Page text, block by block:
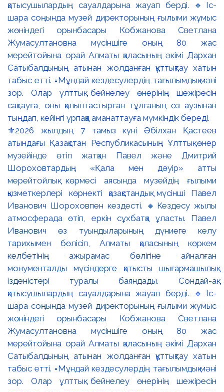
⚜️2026 жылдың 7 тамыз күні Әбілхан Қастеев
атындағы Қазақстан Республикасының Ұлттық өнер
музейінде өтіп жатқан Павел және Дмитрий
Шороховтардың «Қала мен дәуір» атты
мерейтойлық көрмесі аясында музейдің ғылыми
қызметкерлері көрнекті қазақстандық мүсінші Павел
Иванович Шороховпен кездесті. 🔸Кездесу жылы
атмосферада өтіп, еркін сұхбатқа ұласты. Павел
Иванович өз туындыларының дүниеге келу
тарихымен бөлісіп, Алматы қаласының көркем
келбетінің ажырамас бөлігіне айналған
монументалды мүсіндерге қатысты шығармашылық
ізденістері туралы баяндады. Сондай-ақ
қатысушылардың сауалдарына жауап берді. 🔹Іс-
шара соңында музей директорының ғылыми жұмыс
жөніндегі орынбасары Кобжанова Светлана
Жумасултановна мүсіншіге оның 80 жас
мерейтойына орай Алматы қаласының әкімі Дархан
Сатыбалдының атынан жолданған құттықтау хатын
табыс етті. ▫️Мұндай кездесулердің тағылымдық мәні
зор. Олар ұлттық бейнелеу өнерінің шежіресін